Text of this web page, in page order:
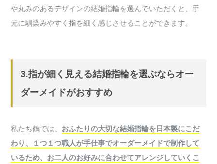
や丸みのあるデザインの結婚指輪を選んでいただくと、手
元に馴染みやすく指を細く感じさせることができます。
3.指が細く見える結婚指輪を選ぶならオー
ダーメイドがおすすめ
私たち鶴では、 おふたりの大切な結婚指輪を日本製にこだ
わり、１つ１つ職人が手仕事でオーダーメイドで制作して
いるため、お二人のお好みに合わせてアレンジしていくこ